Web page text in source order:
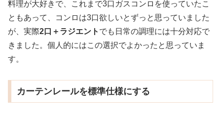
料理が大好きで、これまで3口ガスコンロを使っていたこ
ともあって、コンロは3口欲しいとずっと思っていました
が、実際2口＋ラジエント でも日常の調理には十分対応で
きました。個人的にはこの選択でよかったと思っていま
す。
カーテンレールを標準仕様にする